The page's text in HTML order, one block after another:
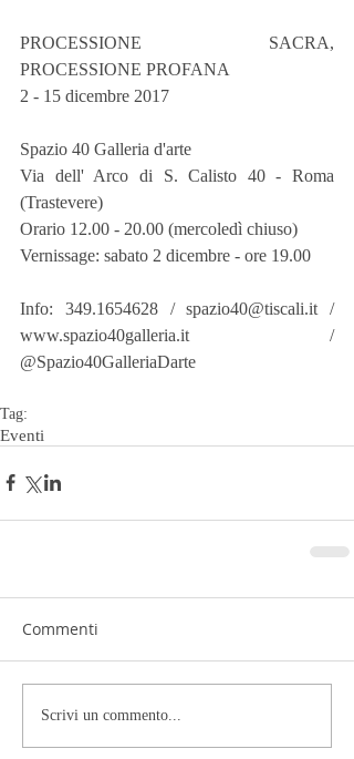
PROCESSIONE SACRA,
PROCESSIONE PROFANA
2 - 15 dicembre 2017
Spazio 40 Galleria d'arte
Via dell' Arco di S. Calisto 40 - Roma
(Trastevere)
Orario 12.00 - 20.00 (mercoledì chiuso)
Vernissage: sabato 2 dicembre - ore 19.00
Info: 349.1654628 / spazio40@tiscali.it /
www.spazio40galleria.it /
@Spazio40GalleriaDarte
Tag:
Eventi
Commenti
Scrivi un commento...